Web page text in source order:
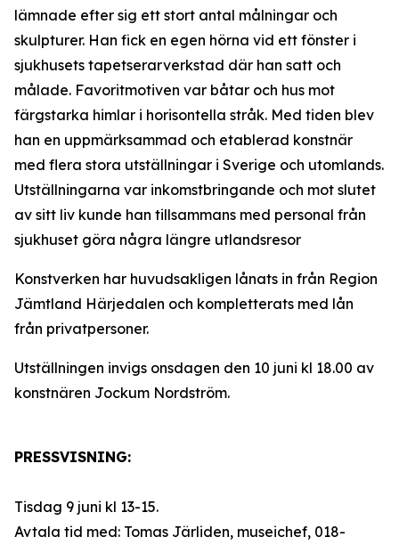
lämnade efter sig ett stort antal målningar och
skulpturer. Han fick en egen hörna vid ett fönster i
sjukhusets tapetserarverkstad där han satt och
målade. Favoritmotiven var båtar och hus mot
färgstarka himlar i horisontella stråk. Med tiden blev
han en uppmärksammad och etablerad konstnär
med flera stora utställningar i Sverige och utomlands.
Utställningarna var inkomstbringande och mot slutet
av sitt liv kunde han tillsammans med personal från
sjukhuset göra några längre utlandsresor
Konstverken har huvudsakligen lånats in från Region
Jämtland Härjedalen och kompletterats med lån
från privatpersoner.
Utställningen invigs onsdagen den 10 juni kl 18.00 av
konstnären Jockum Nordström.
PRESSVISNING:
Tisdag 9 juni kl 13-15.
Avtala tid med: Tomas Järliden, museichef, 018-